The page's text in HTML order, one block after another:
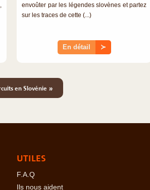
envoûter par les légendes slovènes et partez
sur les traces de cette (...)
En détail ≻
en Slovénie »
UTILES
F.A.Q
Ils nous aident